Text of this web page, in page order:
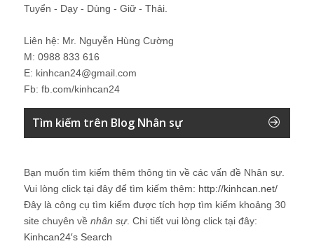
Tuyển - Dạy - Dùng - Giữ - Thải.
Liên hệ: Mr. Nguyễn Hùng Cường
M: 0988 833 616
E: kinhcan24@gmail.com
Fb: fb.com/kinhcan24
Tìm kiếm trên Blog Nhân sự
Bạn muốn tìm kiếm thêm thông tin về các vấn đề Nhân sự
Vui lòng click tại đây để tìm kiếm thêm: http://kinhcan.net/
Đây là công cụ tìm kiếm được tích hợp tìm kiếm khoảng 30
site chuyên về nhân sự. Chi tiết vui lòng click tại đây:
Kinhcan24′s Search